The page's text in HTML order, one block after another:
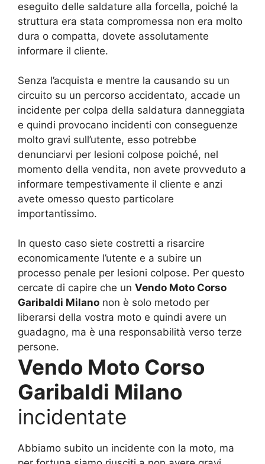
eseguito delle saldature alla forcella, poiché la
struttura era stata compromessa non era molto
dura o compatta, dovete assolutamente
informare il cliente.
Senza l’acquista e mentre la causando su un
circuito su un percorso accidentato, accade un
incidente per colpa della saldatura danneggiata
e quindi provocano incidenti con conseguenze
molto gravi sull’utente, esso potrebbe
denunciarvi per lesioni colpose poiché, nel
momento della vendita, non avete provveduto a
informare tempestivamente il cliente e anzi
avete omesso questo particolare
importantissimo.
In questo caso siete costretti a risarcire
economicamente l’utente e a subire un
processo penale per lesioni colpose. Per questo
cercate di capire che un Vendo Moto Corso
Garibaldi Milano non è solo metodo per
liberarsi della vostra moto e quindi avere un
guadagno, ma è una responsabilità verso terze
persone.
Vendo Moto Corso
Garibaldi Milano
incidentate
Abbiamo subito un incidente con la moto, ma